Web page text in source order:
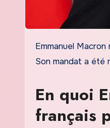
Emmanuel Macron reste l’un des dirigeants européens les plus scrutés depuis son entrée à l’Élysée en mai 2017.
Son mandat a été
En quoi
français